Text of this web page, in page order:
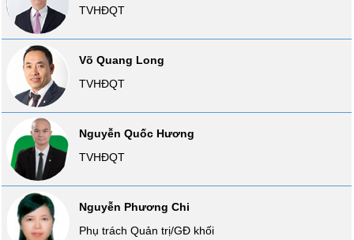
TVHĐQT
Võ Quang Long
TVHĐQT
Nguyễn Quốc Hương
TVHĐQT
Nguyễn Phương Chi
Phụ trách Quản trị/GĐ khối
SÓC
SỨC
KHỎE
TÀI
CHÍNH
CÔNG
NGHỆ